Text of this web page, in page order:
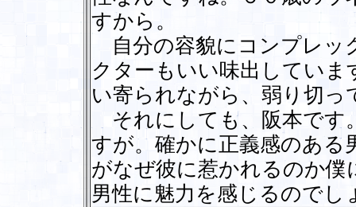
すから。
自分の容貌にコンプレッ
クターもいい味出してい
い寄られながら、弱り切
それにしても、阪本です
すが。確かに正義感のある
がなぜ彼に惹かれるのか
男性に魅力を感じるので